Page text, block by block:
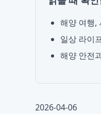
해양 여행,
일상 라이
해양 안전
2026-04-06